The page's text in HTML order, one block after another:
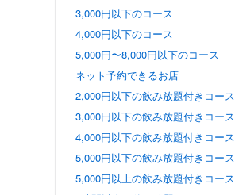
3,000円以下のコース
4,000円以下のコース
5,000円〜8,000円以下のコース
ネット予約できるお店
2,000円以下の飲み放題付きコース
3,000円以下の飲み放題付きコース
4,000円以下の飲み放題付きコース
5,000円以下の飲み放題付きコース
5,000円以上の飲み放題付きコース